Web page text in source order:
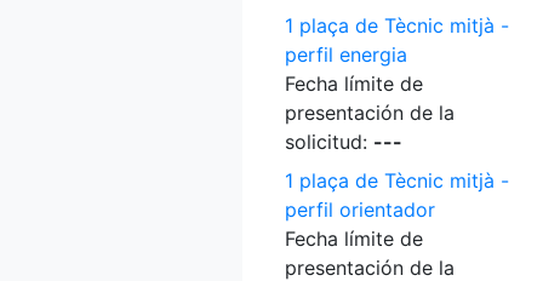
1 plaça de Tècnic mitjà -
perfil energia
Fecha límite de
presentación de la
solicitud: ---
1 plaça de Tècnic mitjà -
perfil orientador
Fecha límite de
presentación de la